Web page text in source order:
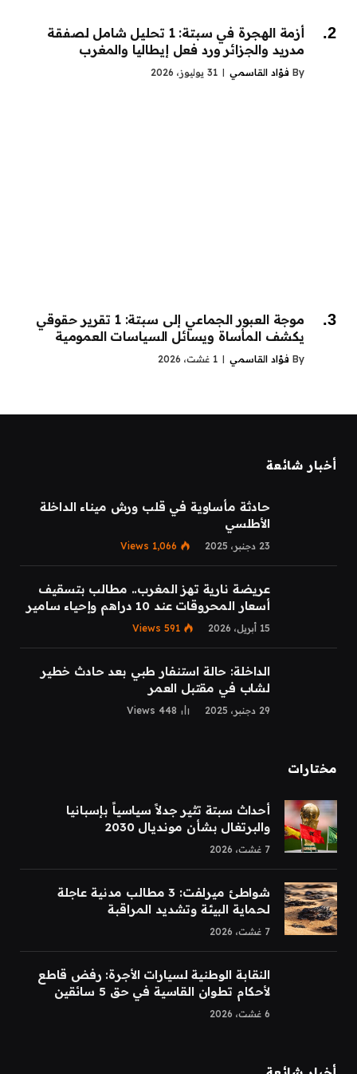
أزمة الهجرة في سبتة: 1 تحليل شامل لصفقة
مدريد والجزائر ورد فعل إيطاليا والمغرب
By فؤاد القاسمي 31 يوليوز، 2026
موجة العبور الجماعي إلى سبتة: 1 تقرير حقوقي
يكشف المأساة ويسائل السياسات العمومية
By فؤاد القاسمي 1 غشت، 2026
أخبار شائعة
حادثة مأساوية في قلب ورش ميناء الداخلة
الأطلسي
23 دجنبر، 2025 1,066
Views
عريضة نارية تهز المغرب.. مطالب بتسقيف
أسعار المحروقات عند 10 دراهم وإحياء سامير
15 أبريل، 2026 591
Views
الداخلة: حالة استنفار طبي بعد حادث خطير
لشاب في مقتبل العمر
29 دجنبر، 2025 448
Views
مختارات
أحداث سبتة تثير جدلاً سياسياً بإسبانيا
والبرتغال بشأن مونديال 2030
7 غشت، 2026
شواطئ ميرلفت: 3 مطالب مدنية عاجلة
لحماية البيئة وتشديد المراقبة
7 غشت، 2026
النقابة الوطنية لسيارات الأجرة: رفض قاطع
لأحكام تطوان القاسية في حق 5 سائقين
6 غشت، 2026